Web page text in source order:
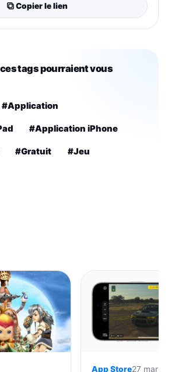
Copier le lien
tags pourraient vous
#Application
#Application iPhone
#Gratuit #Jeu
App Store27 mars